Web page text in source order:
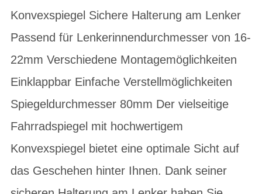
Konvexspiegel Sichere Halterung am Lenker
Passend für Lenkerinnendurchmesser von 16-
22mm Verschiedene Montagemöglichkeiten
Einklappbar Einfache Verstellmöglichkeiten
Spiegeldurchmesser 80mm Der vielseitige
Fahrradspiegel mit hochwertigem
Konvexspiegel bietet eine optimale Sicht auf
das Geschehen hinter Ihnen. Dank seiner